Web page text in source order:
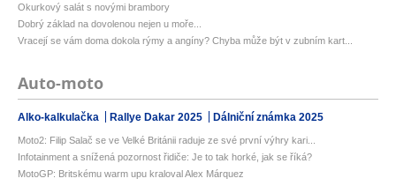
Okurkový salát s novými brambory
Dobrý základ na dovolenou nejen u moře...
Vracejí se vám doma dokola rýmy a angíny? Chyba může být v zubním kart...
Auto-moto
Alko-kalkulačka Rallye Dakar 2025 Dálniční známka 2025
Moto2: Filip Salač se ve Velké Británii raduje ze své první výhry kari...
Infotainment a snížená pozornost řidiče: Je to tak horké, jak se říká?
MotoGP: Britskému warm upu kraloval Alex Márquez